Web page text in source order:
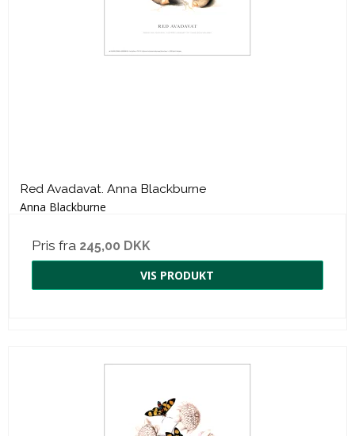
Red Avadavat. Anna Blackburne
Anna Blackburne
Pris fra 245,00 DKK
VIS PRODUKT